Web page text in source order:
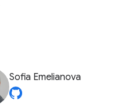
Sofia Emelianova